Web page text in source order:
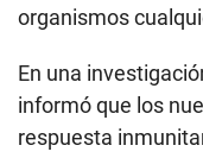
organismos
En una
informó que los
respuesta